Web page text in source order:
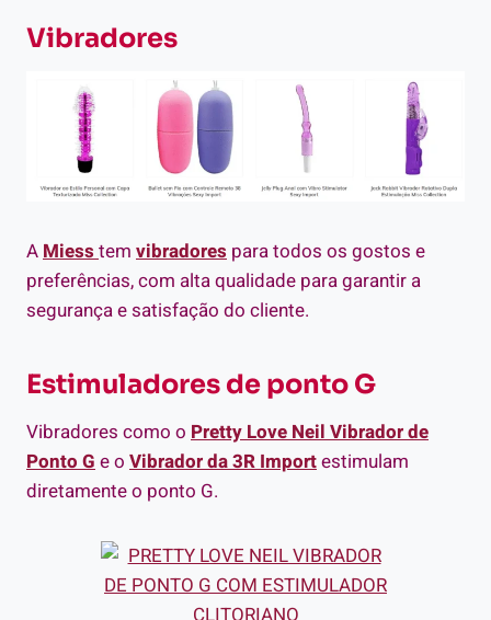
Vibradores
AMiesstem vibradores para todos os gostos e
preferências, com alta qualidade para garantir a
segurança e satisfação do cliente.
Estimuladores de ponto G
Vibradores como o Pretty Love Neil Vibrador de
Ponto Ge o Vibrador da 3R Importestimulam
diretamente o ponto G.